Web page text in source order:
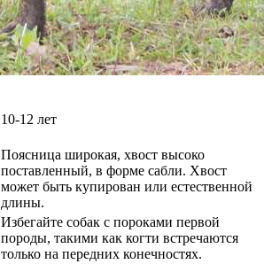
10-12 лет
Поясница широкая, хвост высоко
поставленный, в форме сабли. Хвост
может быть купирован или естественной
длины.
Избегайте собак с пороками первой
породы, такими как когти встречаются
только на передних конечностях.